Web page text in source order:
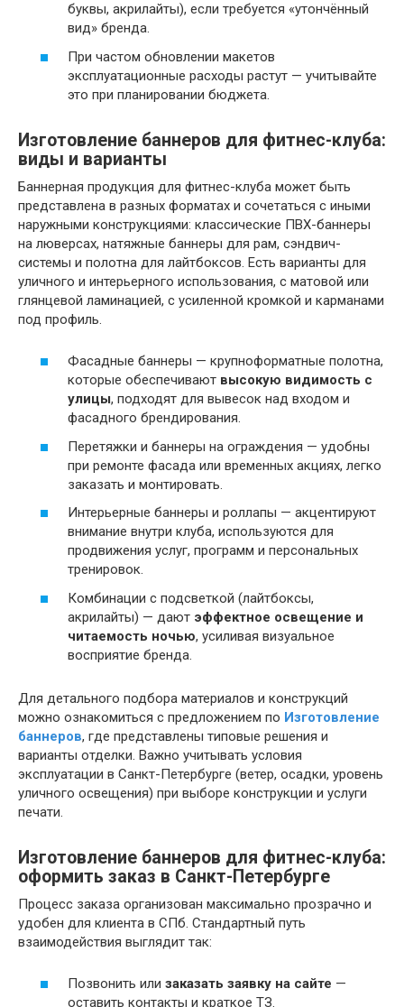
буквы, акрилайты), если требуется «утончённый
вид» бренда.
При частом обновлении макетов
эксплуатационные расходы растут — учитывайте
это при планировании бюджета.
Изготовление баннеров для фитнес-клуба:
виды и варианты
Баннерная продукция для фитнес-клуба может быть
представлена в разных форматах и сочетаться с иными
наружными конструкциями: классические ПВХ-баннеры
на люверсах, натяжные баннеры для рам, сэндвич-
системы и полотна для лайтбоксов. Есть варианты для
уличного и интерьерного использования, с матовой или
глянцевой ламинацией, с усиленной кромкой и карманами
под профиль.
Фасадные баннеры — крупноформатные полотна,
которые обеспечивают высокую видимость с
улицы, подходят для вывесок над входом и
фасадного брендирования.
Перетяжки и баннеры на ограждения — удобны
при ремонте фасада или временных акциях, легко
заказать и монтировать.
Интерьерные баннеры и роллапы — акцентируют
внимание внутри клуба, используются для
продвижения услуг, программ и персональных
тренировок.
Комбинации с подсветкой (лайтбоксы,
акрилайты) — дают эффектное освещение и
читаемость ночью, усиливая визуальное
восприятие бренда.
Для детального подбора материалов и конструкций
можно ознакомиться с предложением по Изготовление
баннеров, где представлены типовые решения и
варианты отделки. Важно учитывать условия
эксплуатации в Санкт-Петербурге (ветер, осадки, уровень
уличного освещения) при выборе конструкции и услуги
печати.
Изготовление баннеров для фитнес-клуба:
оформить заказ в Санкт-Петербурге
Процесс заказа организован максимально прозрачно и
удобен для клиента в СПб. Стандартный путь
взаимодействия выглядит так:
Позвонить или заказать заявку на сайте —
оставить контакты и краткое ТЗ.